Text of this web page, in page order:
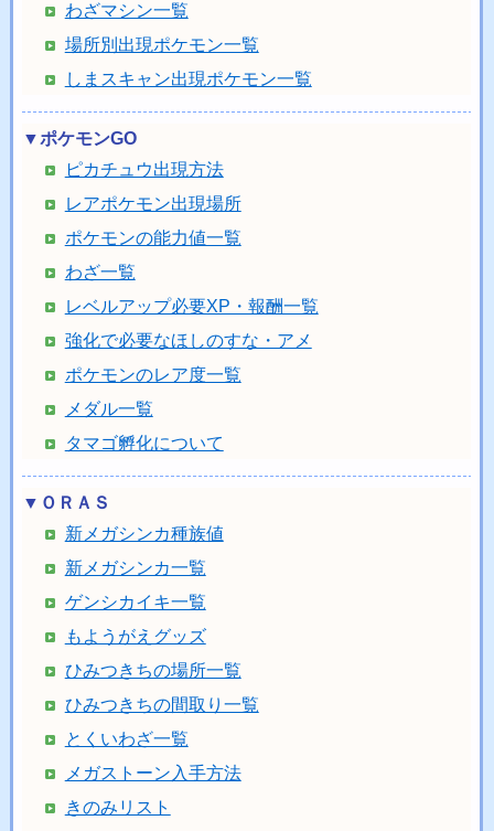
わざマシン一覧
場所別出現ポケモン一覧
しまスキャン出現ポケモン一覧
▼ポケモンGO
ピカチュウ出現方法
レアポケモン出現場所
ポケモンの能力値一覧
わざ一覧
レベルアップ必要XP・報酬一覧
強化で必要なほしのすな・アメ
ポケモンのレア度一覧
メダル一覧
タマゴ孵化について
▼ＯＲＡＳ
新メガシンカ種族値
新メガシンカ一覧
ゲンシカイキ一覧
もようがえグッズ
ひみつきちの場所一覧
ひみつきちの間取り一覧
とくいわざ一覧
メガストーン入手方法
きのみリスト